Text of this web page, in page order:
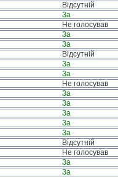
Відсутній
За
Не голосував
За
За
Відсутній
За
За
Не голосував
За
За
За
За
За
Відсутній
Не голосував
За
За